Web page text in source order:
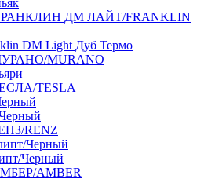
ФРАНКЛИН ДМ ЛАЙТ/FRANKLIN
DM Light Дуб Термо
MURANO
TESLA
RENZ
Черный
Черный
AMBER